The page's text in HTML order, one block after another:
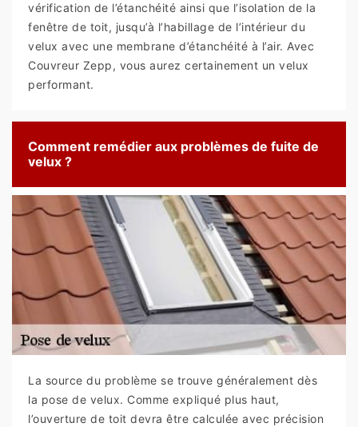
vérification de l’étanchéité ainsi que l’isolation de la
fenêtre de toit, jusqu’à l’habillage de l’intérieur du
velux avec une membrane d’étanchéité à l’air. Avec
Couvreur Zepp, vous aurez certainement un velux
performant.
Comment remédier aux problèmes de fuite de
velux ?
La source du problème se trouve généralement dès
la pose de velux. Comme expliqué plus haut,
l’ouverture de toit devra être calculée avec précision